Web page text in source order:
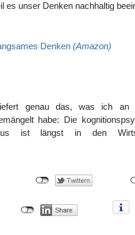
es unser Denken nachhaltig
Denken (Amazon)
genau das, was ich an
habe: Die
ist längst in den